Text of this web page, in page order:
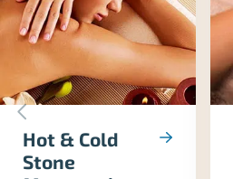
Hot & Cold
Stone